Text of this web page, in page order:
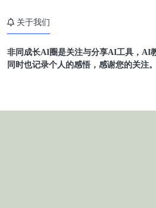
关于我们
非同成长AI圈是关注与分享AI工具，AI
同时也记录个人的感悟，感谢您的关注。